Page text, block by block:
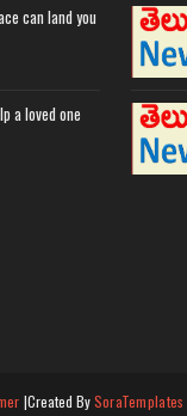
can land you
a loved one
|Created BySoraTemplates